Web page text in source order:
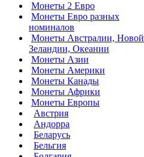
Монеты 2 Евро
Монеты Евро разных
номиналов
Монеты Австралии, Новой
Зеландии, Океании
Монеты Азии
Монеты Америки
Монеты Канады
Монеты Африки
Монеты Европы
Австрия
Андорра
Беларусь
Бельгия